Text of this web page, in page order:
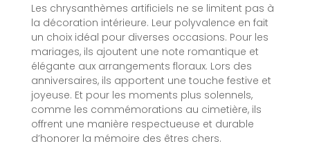
Les chrysanthèmes artificiels ne se limitent pas à
la décoration intérieure. Leur polyvalence en fait
un choix idéal pour diverses occasions. Pour les
mariages, ils ajoutent une note romantique et
élégante aux arrangements floraux. Lors des
anniversaires, ils apportent une touche festive et
joyeuse. Et pour les moments plus solennels,
comme les commémorations au cimetière, ils
offrent une manière respectueuse et durable
d’honorer la mémoire des êtres chers.